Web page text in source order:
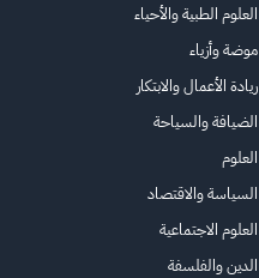
العلوم الطبية والأحياء
موضة وأزياء
ريادة الأعمال والابتكار
الضيافة والسياحة
العلوم
السياسة والاقتصاد
العلوم الاجتماعية
الدين والفلسفة